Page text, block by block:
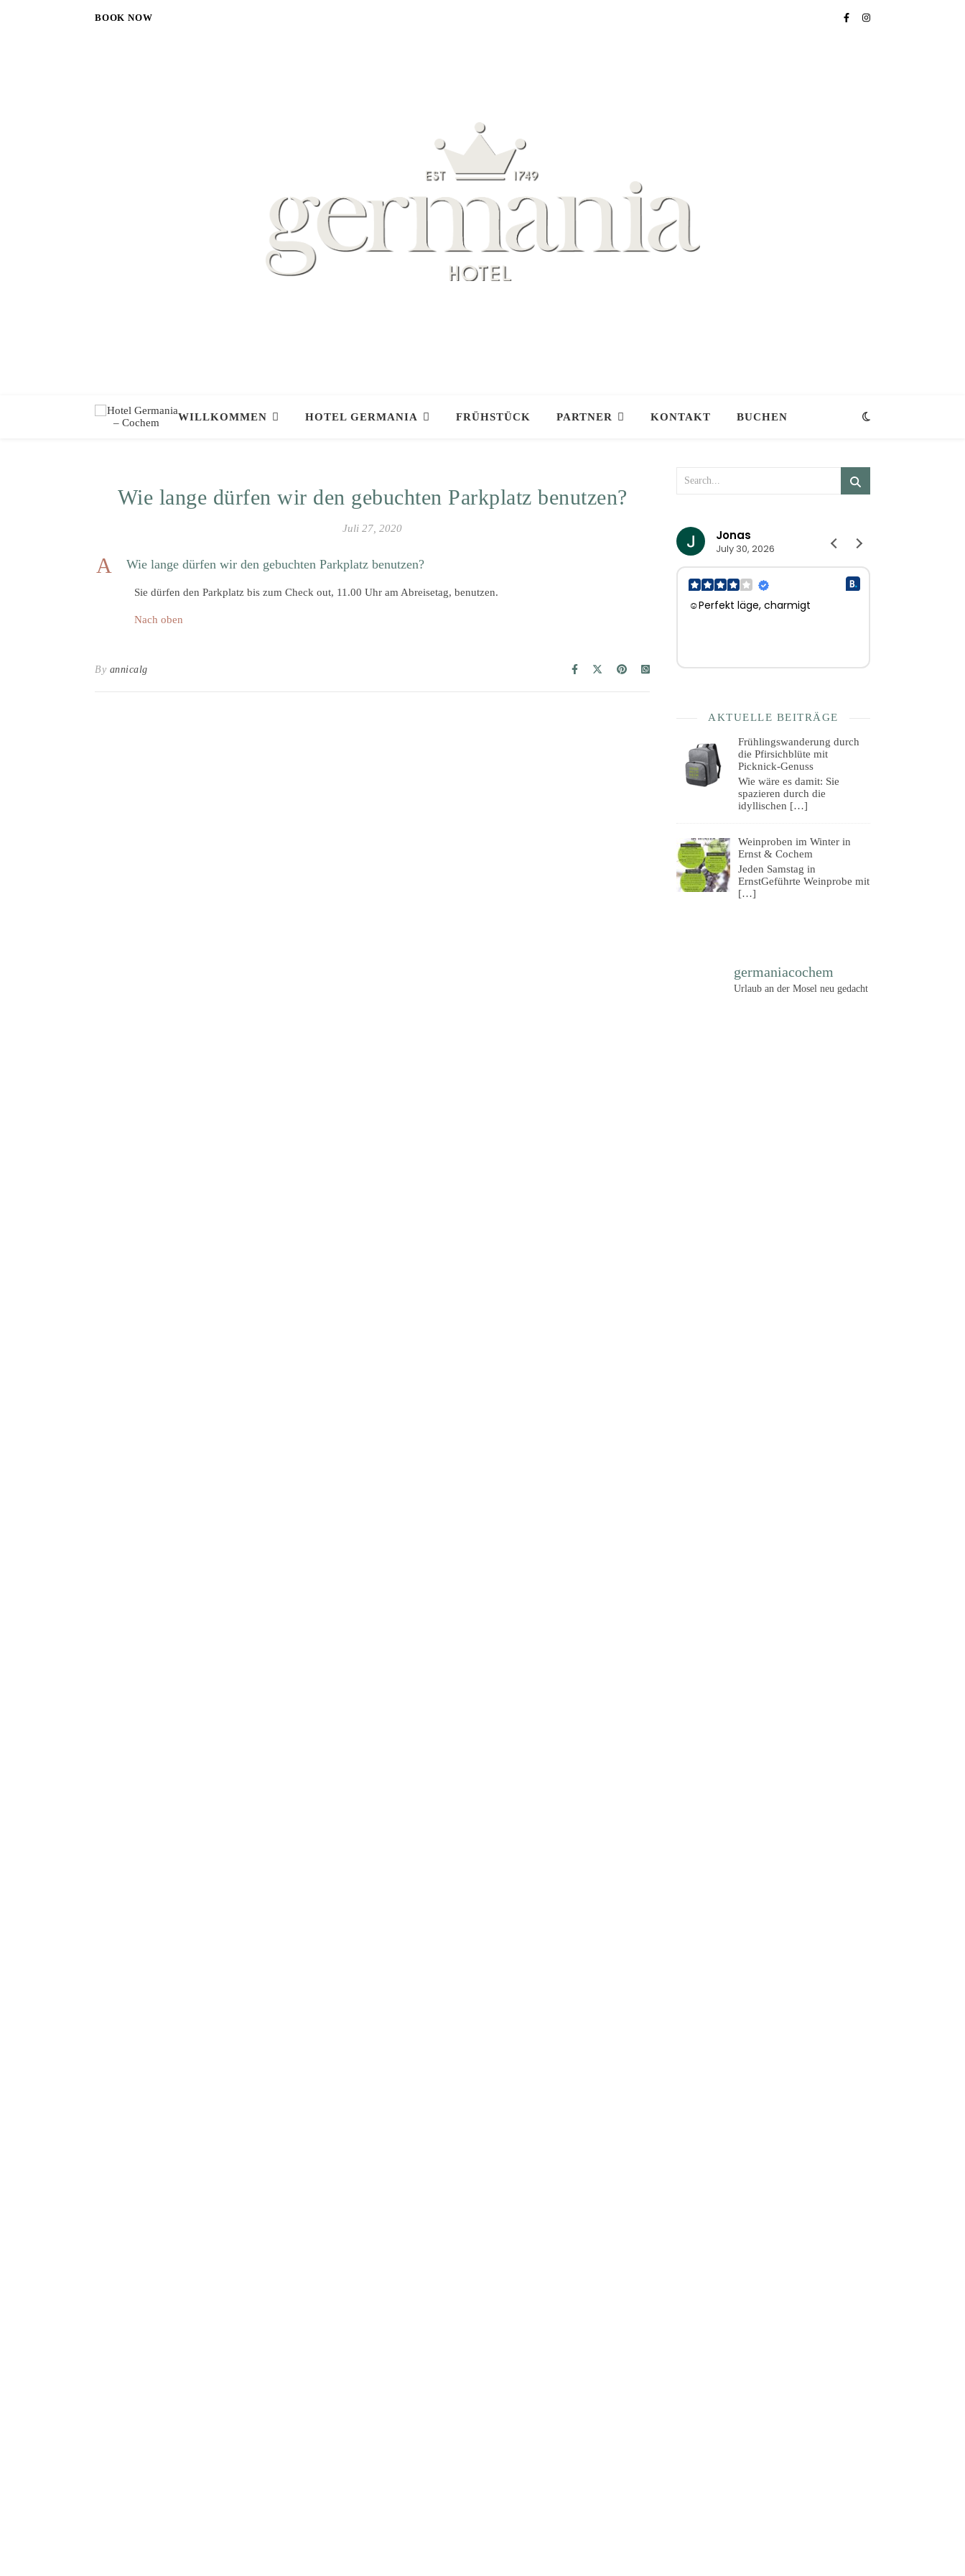
BOOK NOW
WILLKOMMEN HOTEL GERMANIA FRÜHSTÜCK PARTNER KONTAKT BUCHEN
Wie lange dürfen wir den gebuchten Parkplatz benutzen?
Juli 27, 2020
A Wie lange dürfen wir den gebuchten Parkplatz benutzen?
Sie dürfen den Parkplatz bis zum Check out, 11.00 Uhr am Abreisetag, benutzen.
Nach oben
By annicalg
Jonas
July 30, 2026
☺Perfekt läge, charmigt
AKTUELLE BEITRÄGE
Frühlingswanderung durch
die Pfirsichblüte mit
Picknick-Genuss
Wie wäre es damit: Sie
spazieren durch die
idyllischen […]
Weinproben im Winter in
Ernst & Cochem
Jeden Samstag in
ErnstGeführte Weinprobe mit
[…]
germaniacochem
Urlaub an der Mosel neu gedacht